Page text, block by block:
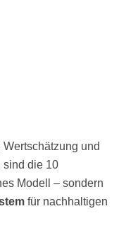
Wertschätzung und
sind die 10
Modell – sondern
für nachhaltigen